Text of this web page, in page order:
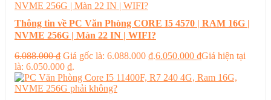
Thông tin về PC Văn Phòng CORE I5 4570 | RAM 16G |
NVME 256G | Màn 22 IN | WIFI?
6.088.000₫ Giá gốc là: 6.088.000 ₫.6.050.000 ₫Giá hiện tại
là: 6.050.000 ₫.